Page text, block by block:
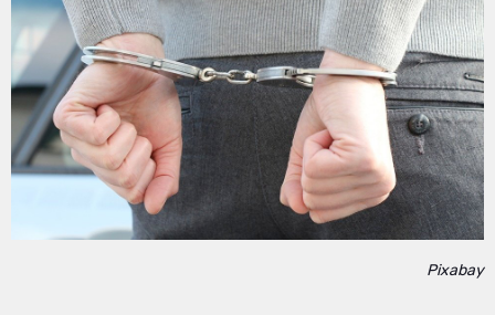
Pixabay